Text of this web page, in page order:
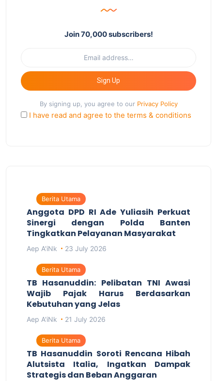
Join 70,000 subscribers!
Sign Up
By signing up, you agree to our Privacy Policy
I have read and agree to the terms & conditions
Berita Utama
Anggota DPD RI Ade Yuliasih Perkuat
Sinergi dengan Polda Banten
Tingkatkan Pelayanan Masyarakat
Aep A'iNk 23 July 2026
Berita Utama
TB Hasanuddin: Pelibatan TNI Awasi
Wajib Pajak Harus Berdasarkan
Kebutuhan yang Jelas
Aep A'iNk 21 July 2026
Berita Utama
TB Hasanuddin Soroti Rencana Hibah
Alutsista Italia, Ingatkan Dampak
Strategis dan Beban Anggaran